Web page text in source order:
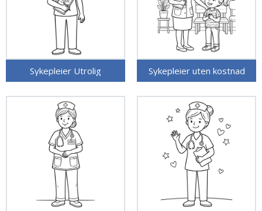
Sykepleier Utrolig Sykepleier uten kostnad